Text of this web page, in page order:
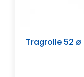
Tragrolle 52